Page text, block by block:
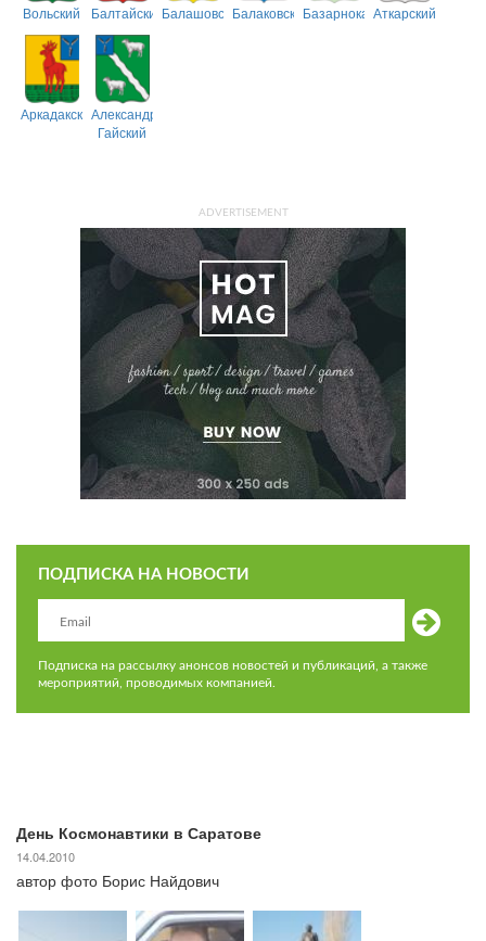
Вольский БалтайскийБалашовскийБалаковскийБазарнокарабулакский
Аткарский
АркадакскийАлександрово-
Гайский
ADVERTISEMENT
ПОДПИСКА НА НОВОСТИ
Подписка на рассылку анонсов новостей и публикаций, а также
мероприятий, проводимых компанией.
День Космонавтики в Саратове
14.04.2010
автор фото Борис Найдович